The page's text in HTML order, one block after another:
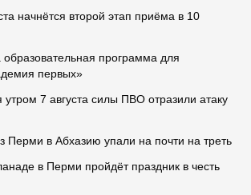
начнётся второй этап приёма в 10
программа для
первых»
7 августа силы ПВО отразили атаку
Перми в Абхазию упали на почти на треть
в Перми пройдёт праздник в честь